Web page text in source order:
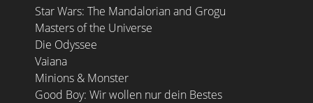
Star Wars: The Mandalorian and Grogu
Masters of the Universe
Die Odyssee
Vaiana
Minions & Monster
Good Boy: Wir wollen nur dein Bestes